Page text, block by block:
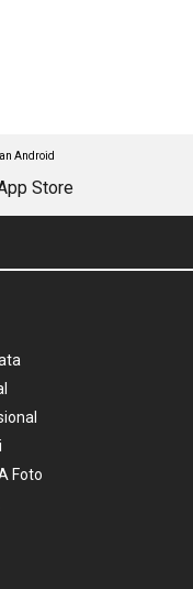
Android
Foto